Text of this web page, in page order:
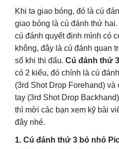
Khi ta giao bóng, đó là cú
giao bóng là cú đánh thứ
cú đánh quyết định mình có
không, đây là cú đánh quan
số khi thi đấu. Cú đánh thứ
có 2 kiểu, đó chính là cú
(3rd Shot Drop Forehand)
tay (3rd Shot Drop
thì mời các bạn xem kỹ bài
đây nhé.
1. Cú đánh thứ 3 bỏ nhỏ